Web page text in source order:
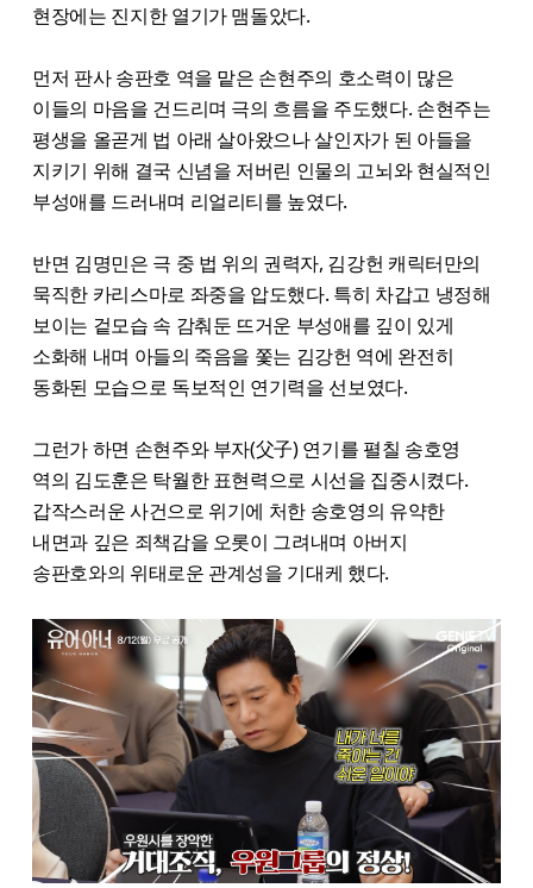
현장에는 진지한 열기가 맴돌았다.
먼저 판사 송판호 역을 맡은 손현주의 호소력이 많은
이들의 마음을 건드리며 극의 흐름을 주도했다. 손현주는
평생을 올곧게 법 아래 살아왔으나 살인자가 된 아들을
지키기 위해 결국 신념을 저버린 인물의 고뇌와 현실적인
부성애를 드러내며 리얼리티를 높였다.
반면 김명민은 극 중 법 위의 권력자, 김강헌 캐릭터만의
묵직한 카리스마로 좌중을 압도했다. 특히 차갑고 냉정해
보이는 겉모습 속 감춰둔 뜨거운 부성애를 깊이 있게
소화해 내며 아들의 죽음을 쫓는 김강헌 역에 완전히
동화된 모습으로 독보적인 연기력을 선보였다.
그런가 하면 손현주와 부자(父子) 연기를 펼칠 송호영
역의 김도훈은 탁월한 표현력으로 시선을 집중시켰다.
갑작스러운 사건으로 위기에 처한 송호영의 유약한
내면과 깊은 죄책감을 오롯이 그려내며 아버지
송판호와의 위태로운 관계성을 기대케 했다.